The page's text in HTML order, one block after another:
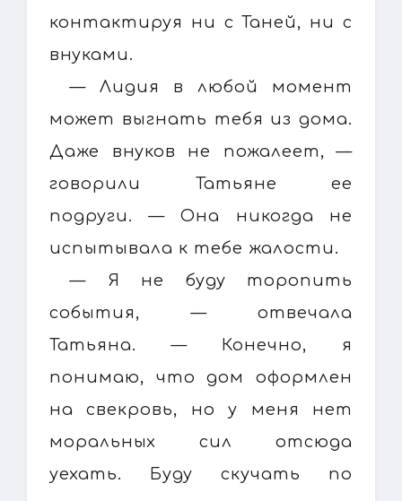
контактируя ни с Таней, ни с
внуками.
— Лидия в любой момент
может выгнать тебя из дома.
Даже внуков не пожалеет, —
говорили Татьяне ее
подруги. — Она никогда не
испытывала к тебе жалости.
— Я не буду торопить
события, — отвечала
Татьяна. — Конечно, я
понимаю, что дом оформлен
на свекровь, но у меня нет
моральных сил отсюда
уехать. Буду скучать по